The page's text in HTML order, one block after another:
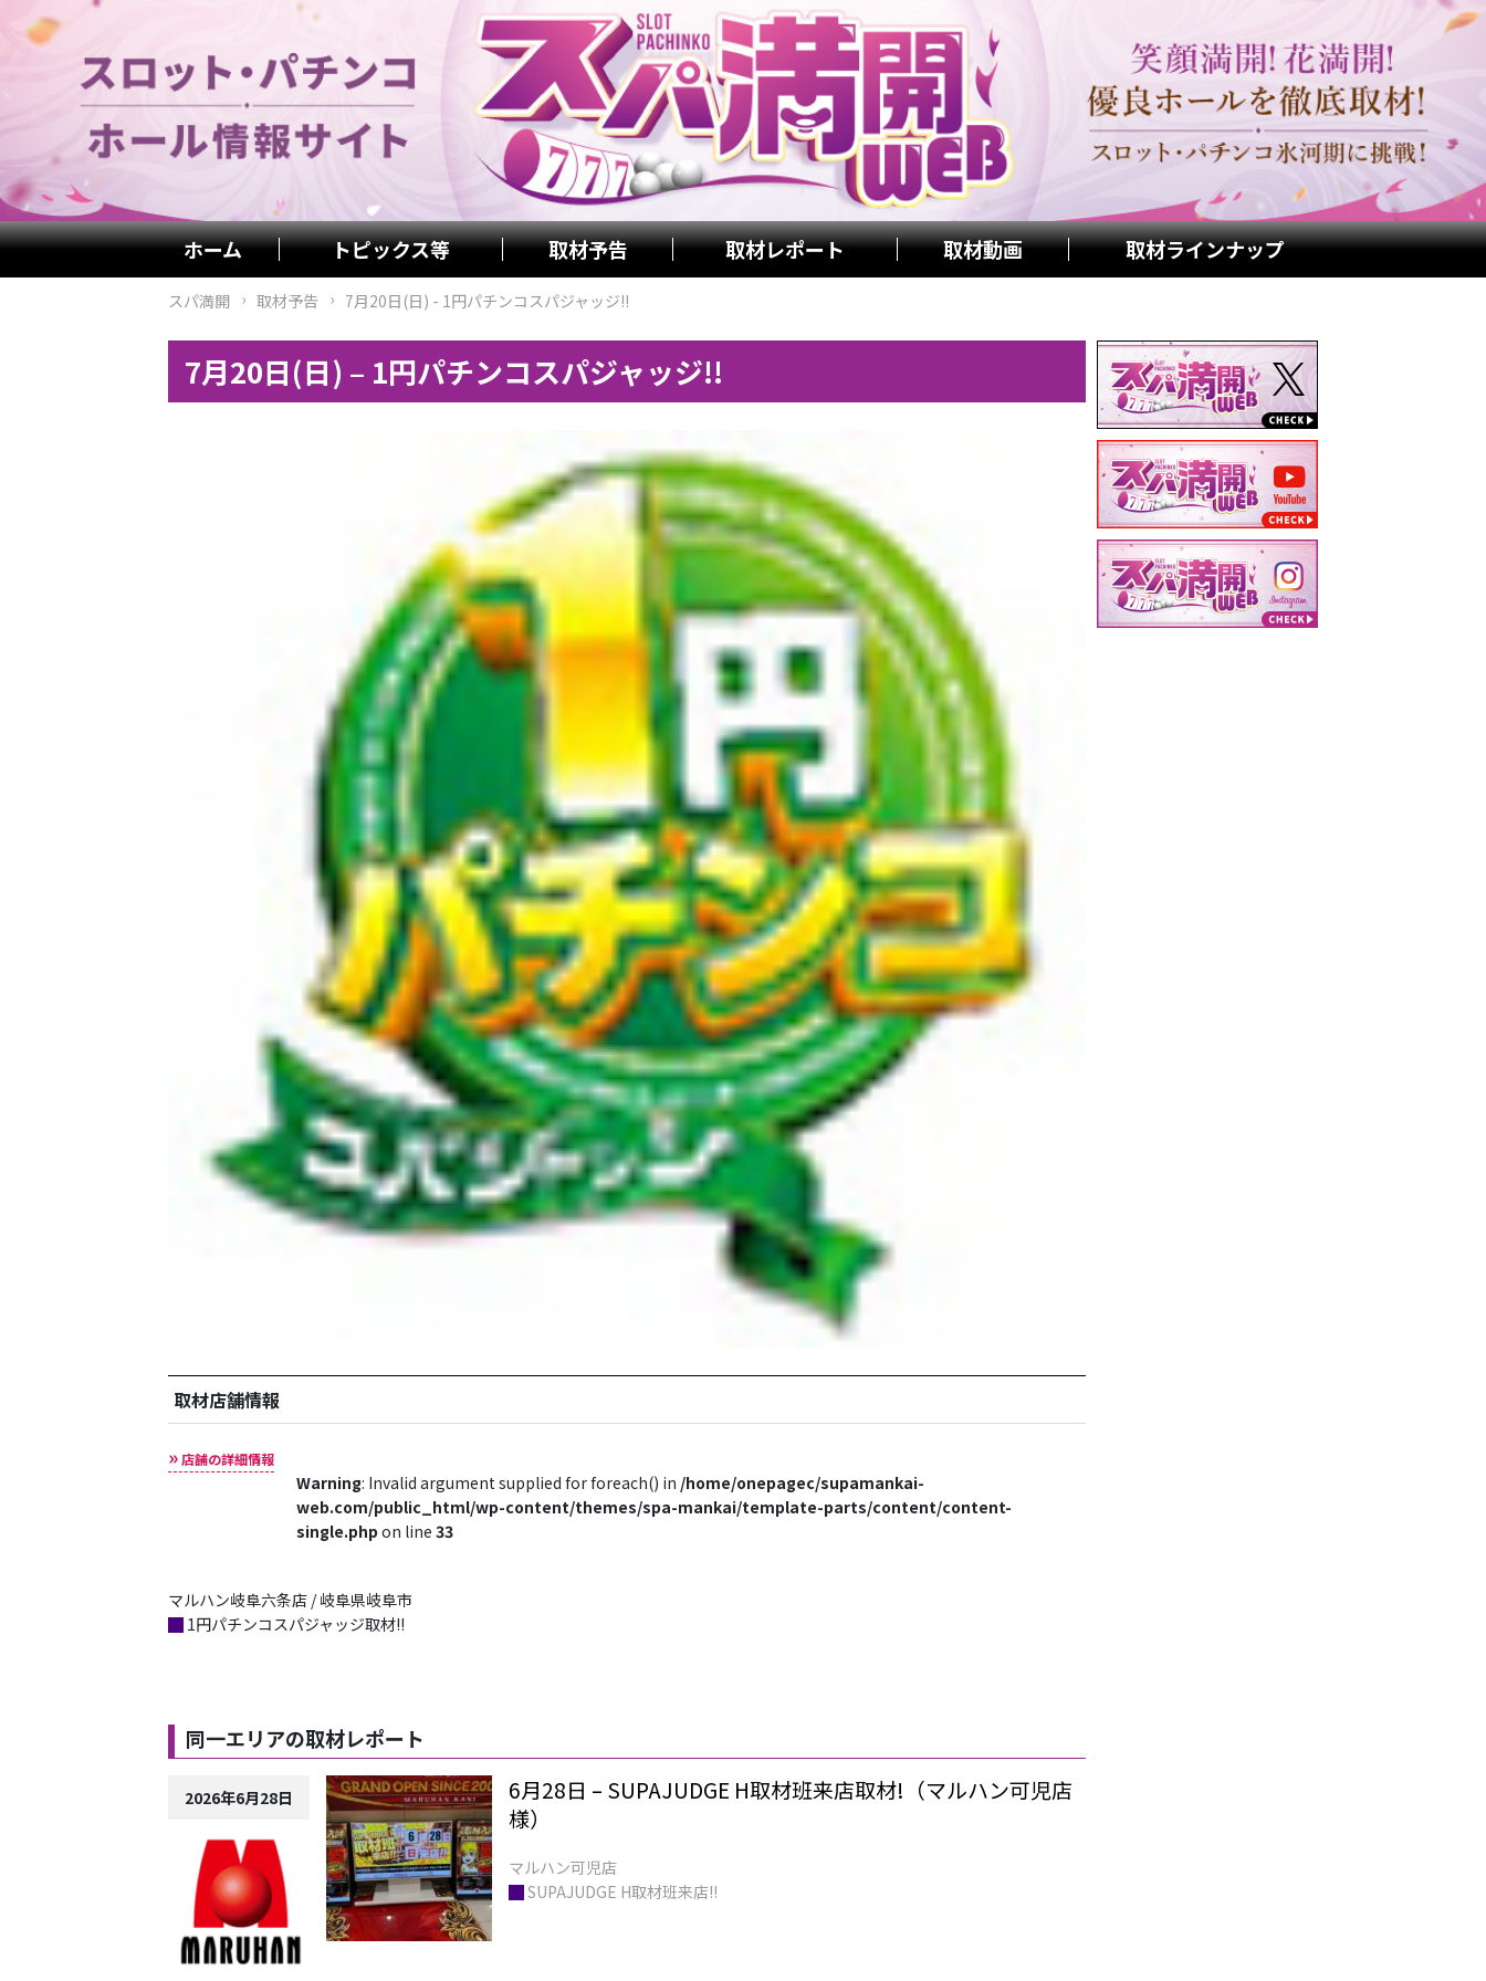
ホーム トピックス等 取材予告 取材レポート 取材動画 取材ラインナップ
スパ満開 取材予告 7月20日(日) - 1円パチンコスパジャッジ!!
7月20日(日) – 1円パチンコスパジャッジ!!
取材店舗情報
店舗の詳細情報
Warning: Invalid argument supplied for foreach() in /home/onepagec/supamankai-
web.com/public_html/wp-content/themes/spa-mankai/template-parts/content/content-
single.php on line 33
マルハン岐阜六条店 / 岐阜県岐阜市
█ 1円パチンコスパジャッジ取材!!
同一エリアの取材レポート
2026年6月28日
6月28日 – SUPAJUDGE H取材班来店取材!（マルハン可児店
様）
█SUPAJUDGE H取材班来店!!